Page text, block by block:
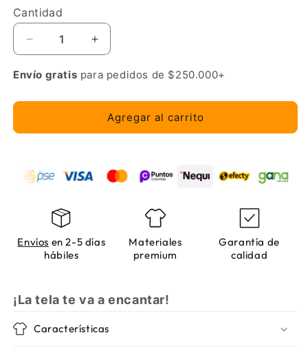
Cantidad
Reducir
cantidad
para
Z4
Roadster
Aumentar
cantidad
para
Z4
E85
Roadster
Envío gratis para pedidos de $250.000+
Agregar al carrito
Envíos en 2-5 días
hábiles
Materiales
premium
Garantía de
calidad
¡La tela te va a encantar!
Características